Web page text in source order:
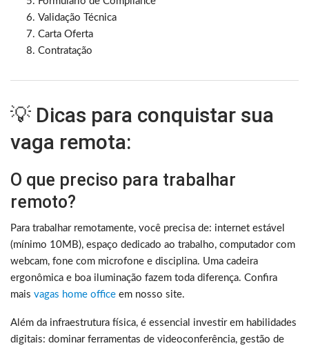
Validação Técnica
Carta Oferta
Contratação
💡 Dicas para conquistar sua
vaga remota:
O que preciso para trabalhar
remoto?
Para trabalhar remotamente, você precisa de: internet estável
(mínimo 10MB), espaço dedicado ao trabalho, computador com
webcam, fone com microfone e disciplina. Uma cadeira
ergonômica e boa iluminação fazem toda diferença. Confira
mais vagas home office em nosso site.
Além da infraestrutura física, é essencial investir em habilidades
digitais: dominar ferramentas de videoconferência, gestão de